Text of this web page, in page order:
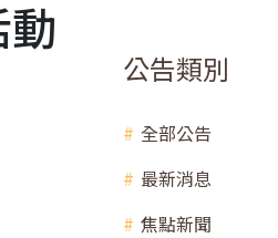
公告類別
全部公告
最新消息
焦點新聞